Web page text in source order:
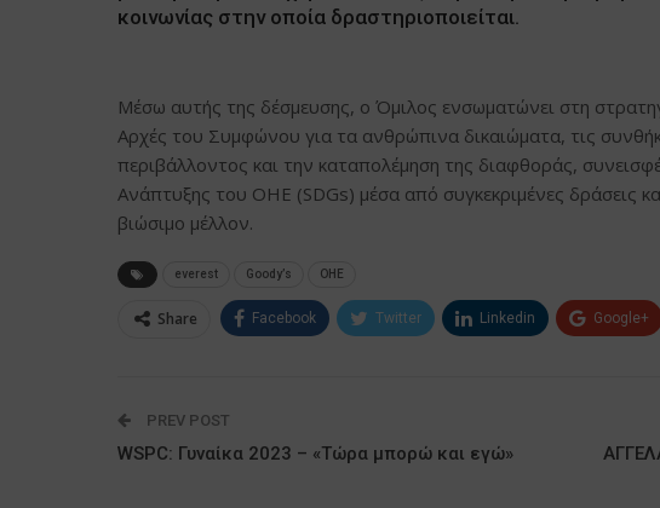
κοινωνίας στην οποία δραστηριοποιείται.
Μέσω αυτής της δέσμευσης, ο Όμιλος ενσωματώνει στη
Αρχές του Συμφώνου για τα ανθρώπινα δικαιώματα, τις
περιβάλλοντος και την καταπολέμηση της διαφθοράς,
Ανάπτυξης του ΟΗΕ (SDGs) μέσα από συγκεκριμένες δράσεις
βιώσιμο μέλλον.
everest Goody’s ΟΗΕ
Share Facebook Twitter Linkedin Google+
PREV POST
WSPC: Γυναίκα 2023 – «Τώρα μπορώ και εγώ»